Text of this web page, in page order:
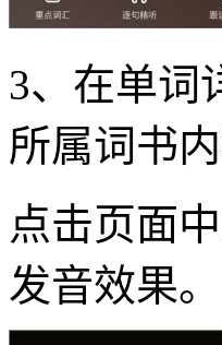
3、在单词
所属词书内
点击页面
发音效果。